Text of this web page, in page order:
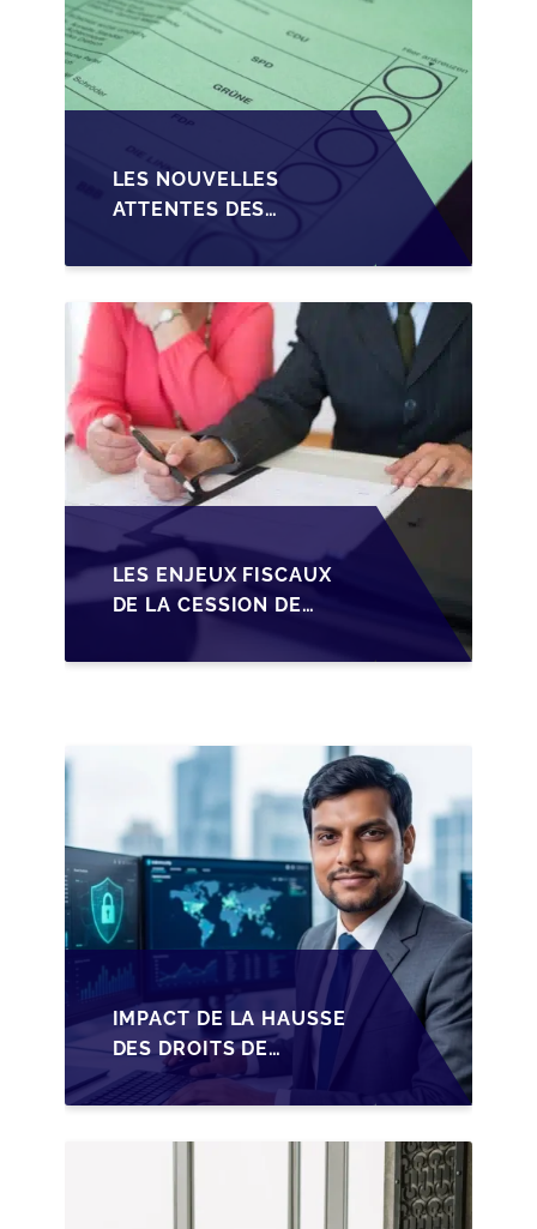
LES NOUVELLES
ATTENTES DES
TRANSMISSION DES
PME BELGES
LES ENJEUX FISCAUX
DE LA CESSION DE
LES DIRIGEANTS DE
IMPACT DE LA HAUSSE
DES DROITS DE
SUCCESSION EN
WALLONIE SUR LA
TRANSMISSION